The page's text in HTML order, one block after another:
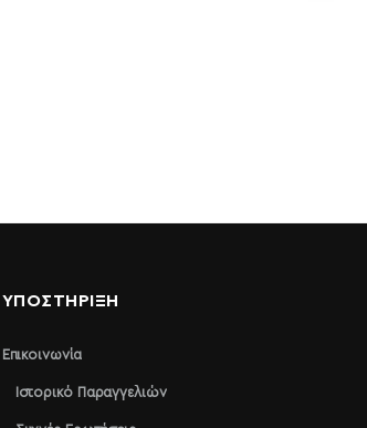
ΥΠΟΣΤΉΡΙΞΗ
Επικοινωνία
Ιστορικό Παραγγελιών